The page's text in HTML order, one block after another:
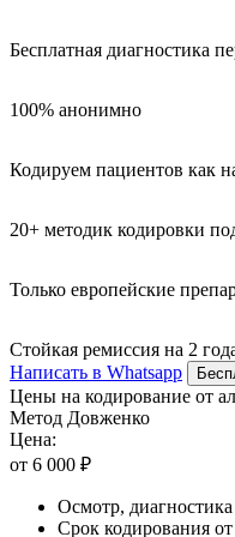
Бесплатная диагностика
100% анонимно
Кодируем пациентов как
20+ методик кодировки
Только европейские
Стойкая ремиссия на 2
Написать в Whatsapp
Цены на кодирование от
Метод Довженко
Цена:
от 6 000 ₽
Осмотр, диагностика
Срок кодирования